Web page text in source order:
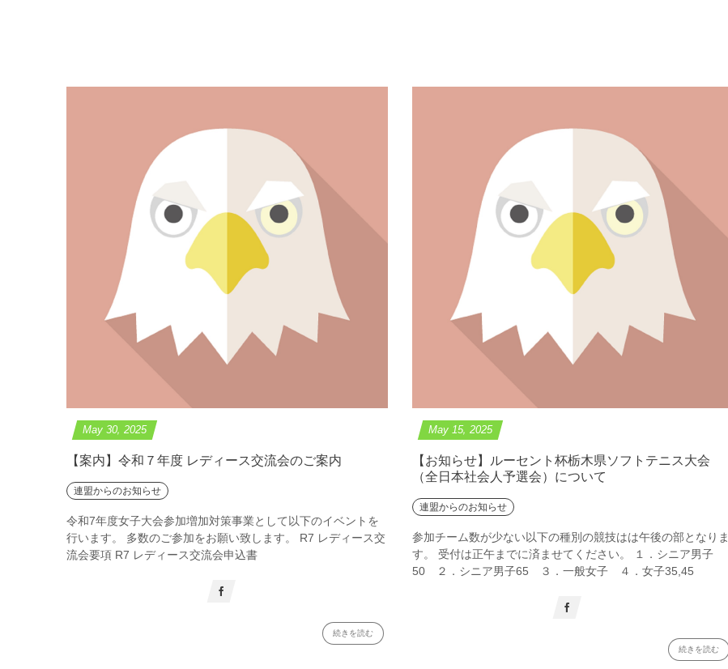
May 30,2025
【案内】令和７年度 レディース交流会のご案内
連盟からのお知らせ
令和7年度女子大会参加増加対策事業として以下のイベントを
行います。 多数のご参加をお願い致します。 R7 レディース交
流会要項 R7 レディース交流会申込書
続きを読む
May 15,2025
【お知らせ】ルーセント杯栃木県ソフトテニス大会
（全日本社会人予選会）について
連盟からのお知らせ
参加チーム数が少ない以下の種別の競技はは午後の部となりま
す。 受付は正午までに済ませてください。 １．シニア男子
50 ２．シニア男子65 ３．一般女子 ４．女子35,45
続きを読む